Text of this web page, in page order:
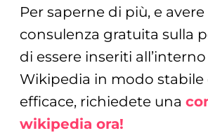
Per saperne di più, e
consulenza gratuita sulla
di essere inseriti
Wikipedia in modo stabile
efficace, richiedete una
wikipedia ora!